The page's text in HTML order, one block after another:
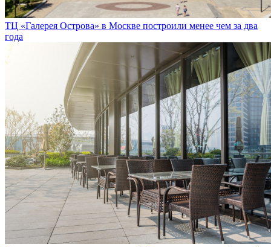
ТЦ «Галерея Острова» в Москве построили менее чем за два
года